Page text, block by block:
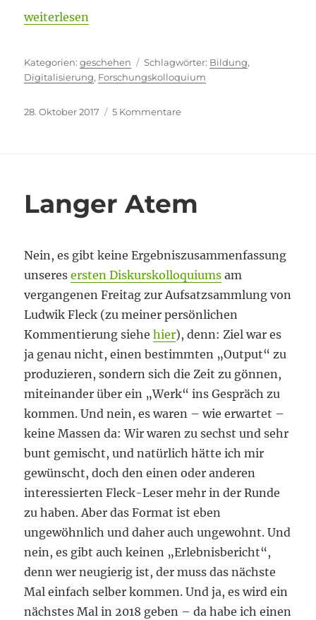
„Tiefgang oder Hochglanz“
weiterlesen
Kategorien
geschehen Schlagwörter
Bildung,
Digitalisierung, Forschungskolloquium
Veröffentlicht
28. Oktober 2017 5 Kommentarezu
Langer Atem
Nein, es gibt keine Ergebniszusammenfassung
unseresersten Diskurskolloquiums am
vergangenen Freitag zur Aufsatzsammlung von
Ludwik Fleck (zu meiner persönlichen
Kommentierung siehehier), denn: Ziel war es
ja genau nicht, einen bestimmten „Output“ zu
produzieren, sondern sich die Zeit zu gönnen,
miteinander über ein „Werk“ ins Gespräch zu
kommen. Und nein, es waren – wie erwartet –
keine Massen da: Wir waren zu sechst und sehr
bunt gemischt, und natürlich hätte ich mir
gewünscht, doch den einen oder anderen
interessierten Fleck-Leser mehr in der Runde
zu haben. Aber das Format ist eben
ungewöhnlich und daher auch ungewohnt. Und
nein, es gibt auch keinen „Erlebnisbericht“,
denn wer neugierig ist, der muss das nächste
Mal einfach selber kommen. Und ja, es wird ein
nächstes Mal in 2018 geben – da habe ich einen